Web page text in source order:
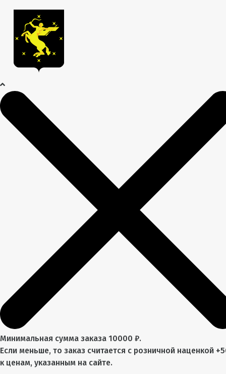
Минимальная сумма заказа 10000 ₽.
Если меньше, то заказ считается с розничной наценкой
к ценам, указанным на сайте.